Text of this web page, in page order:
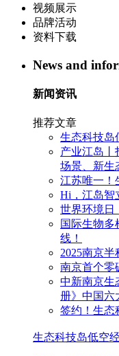
视频展示
品牌活动
资料下载
News and
新闻资讯
推荐文章
生态科技岛
产业江岛丨
场景、新生
江苏唯一！
Hi，江岛智
世界环境日
国际生物多
线！
2025南京
南京首个零
中新南京生
册》中国六
签约！生态
生态科技岛低空